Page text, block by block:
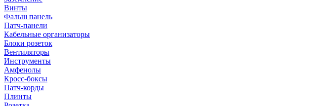
Винты
Фальш панель
Патч-панели
Кабельные организаторы
Блоки розеток
Вентиляторы
Инструменты
Амфенолы
Кросс-боксы
Патч-корды
Плинты